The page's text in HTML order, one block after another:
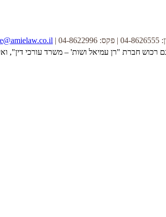
רכוש חברת "רן עמיאל ושות' – משרד עורכי